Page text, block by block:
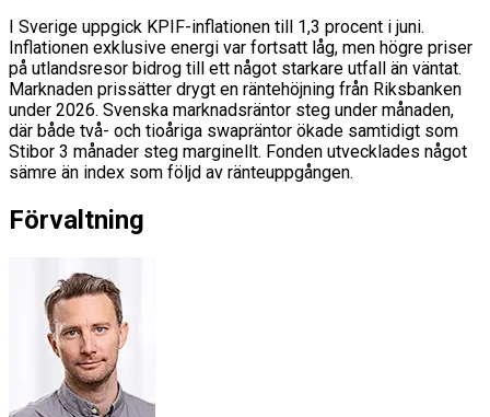
I Sverige uppgick KPIF-inflationen till 1,3 procent i juni.
Inflationen exklusive energi var fortsatt låg, men högre priser
på utlandsresor bidrog till ett något starkare utfall än väntat.
Marknaden prissätter drygt en räntehöjning från Riksbanken
under 2026. Svenska marknadsräntor steg under månaden,
där både två- och tioåriga swapräntor ökade samtidigt som
Stibor 3 månader steg marginellt. Fonden utvecklades något
sämre än index som följd av ränteuppgången.
Förvaltning